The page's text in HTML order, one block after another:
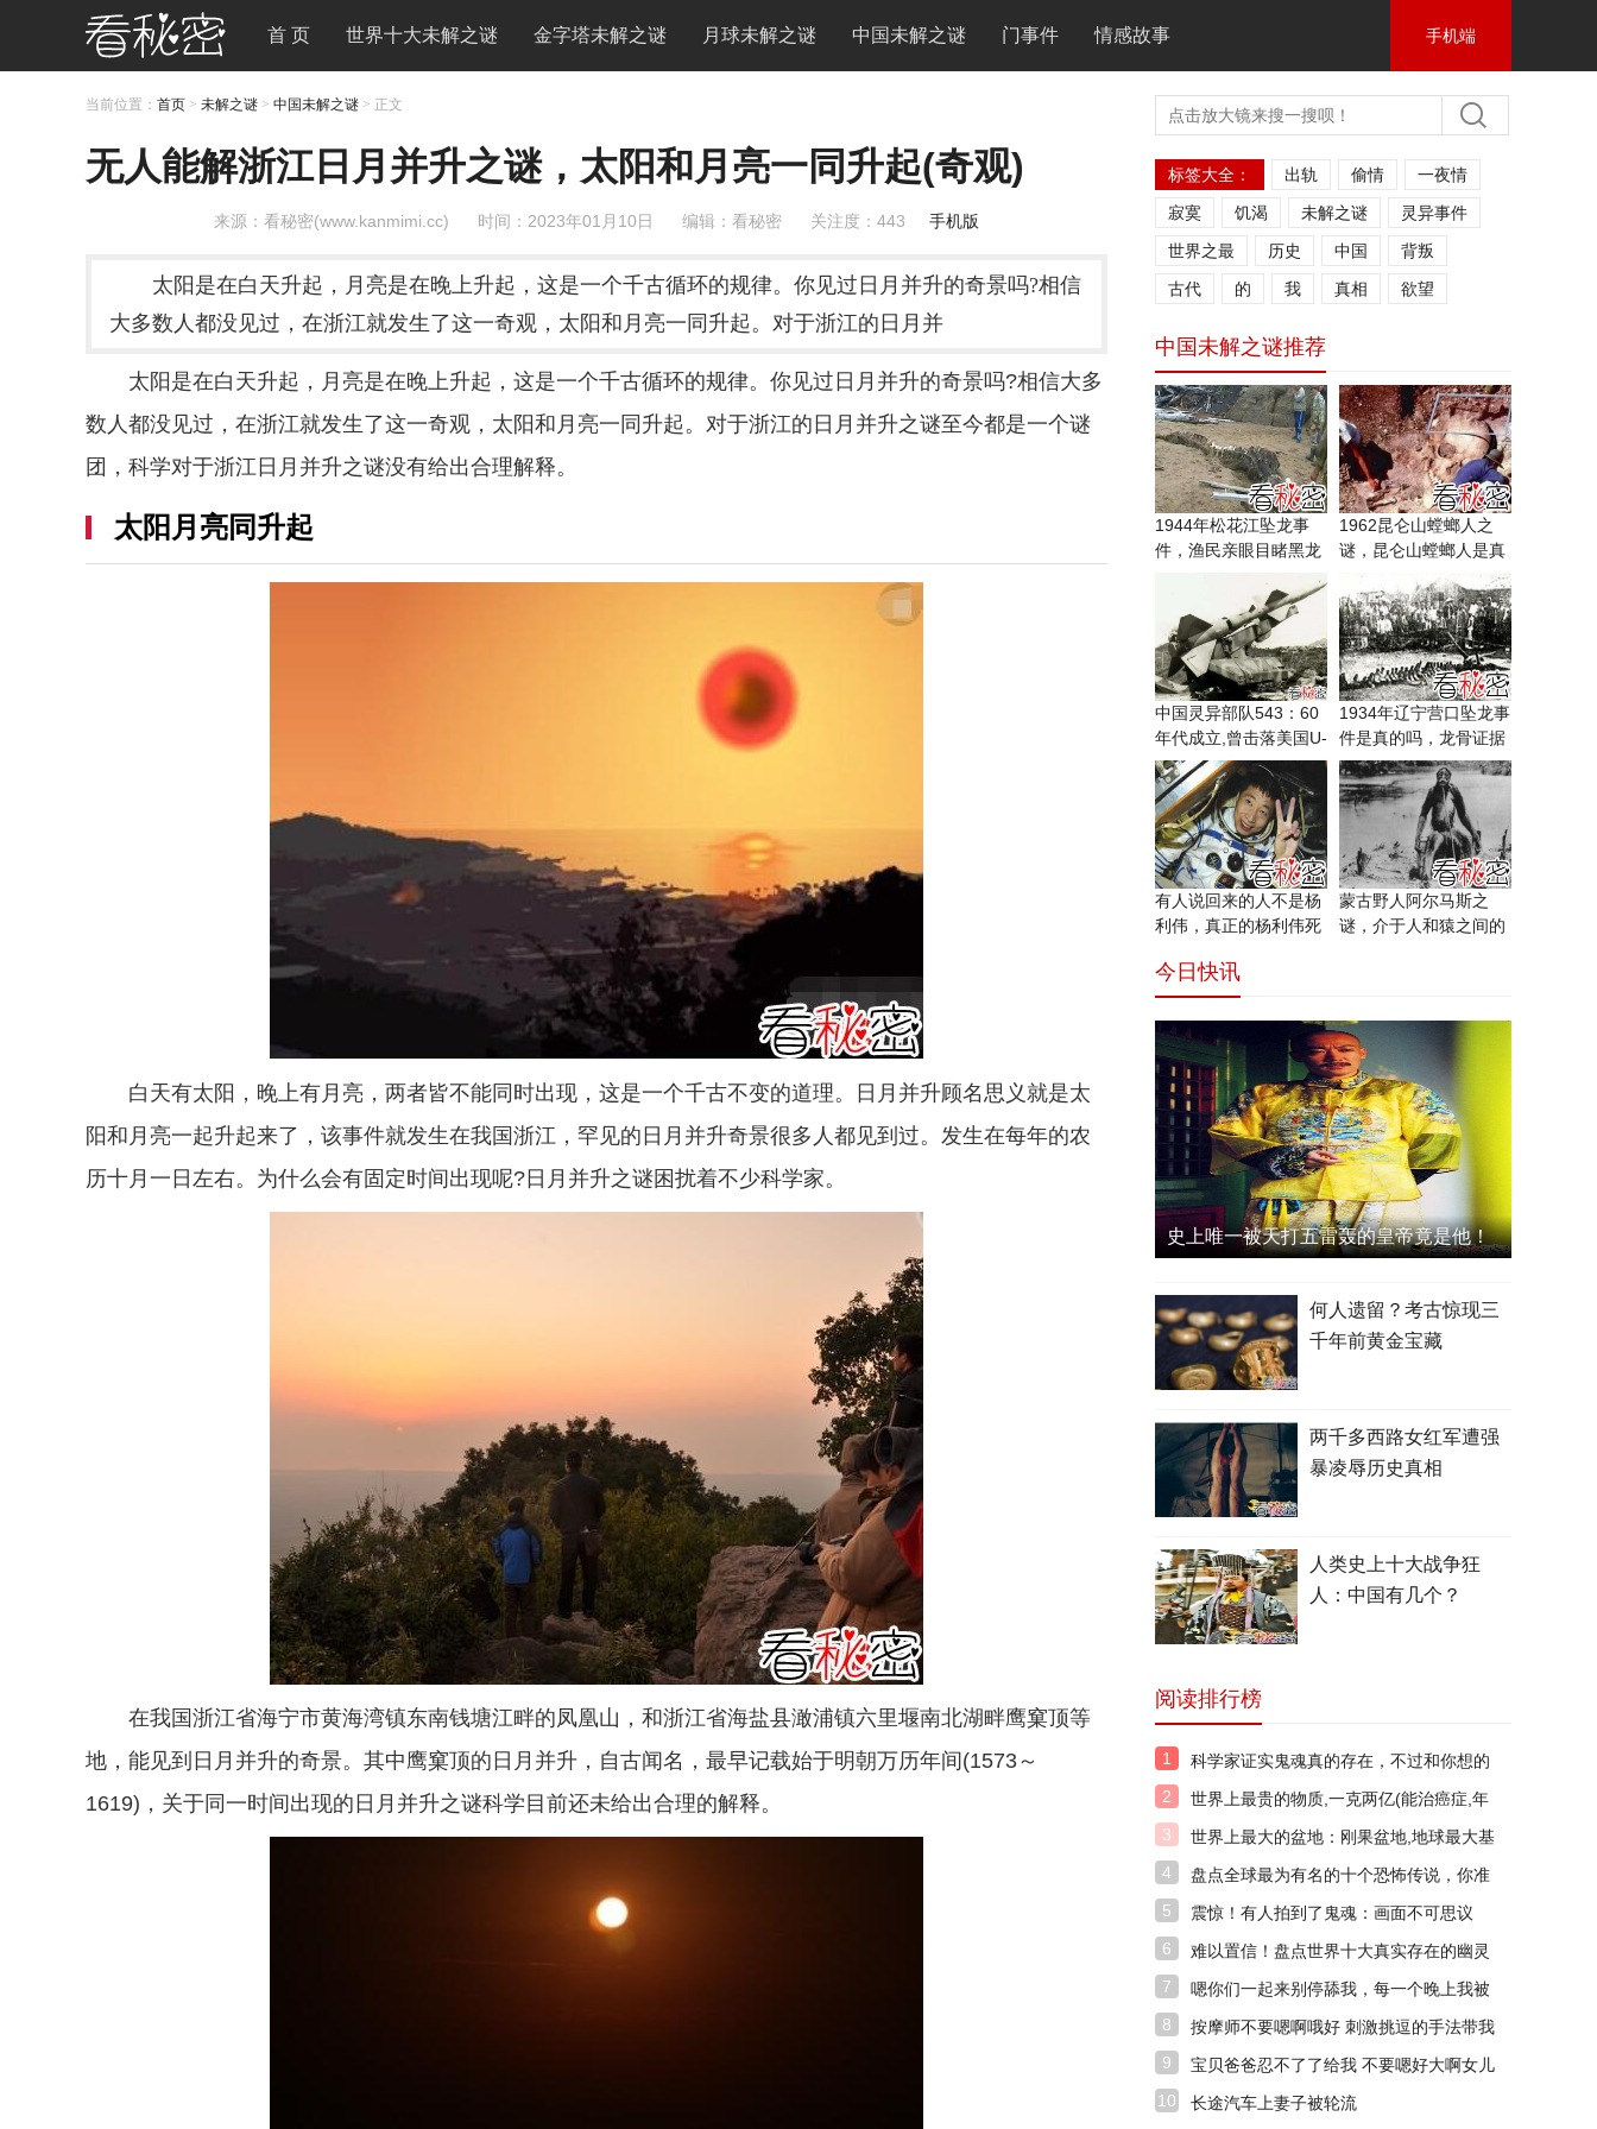
首 页 世界十大未解之谜 金字塔未解之谜 月球未解之谜 中国未解之谜 门事件 情感故事 手机端
当前位置： 首页 > 未解之谜 > 中国未解之谜 > 正文
无人能解浙江日月并升之谜，太阳和月亮一同升起(奇观)
来源：看秘密(www.kanmimi.cc) 时间：2023年01月10日 编辑：看秘密 关注度： 443 手机版
太阳是在白天升起，月亮是在晚上升起，这是一个千古循环的规律。你见过日月并升的奇景吗?相信
大多数人都没见过，在浙江就发生了这一奇观，太阳和月亮一同升起。对于浙江的日月并
太阳是在白天升起，月亮是在晚上升起，这是一个千古循环的规律。你见过日月并升的奇景吗?相信大多
数人都没见过，在浙江就发生了这一奇观，太阳和月亮一同升起。对于浙江的日月并升之谜至今都是一个谜
团，科学对于浙江日月并升之谜没有给出合理解释。
太阳月亮同升起
白天有太阳，晚上有月亮，两者皆不能同时出现，这是一个千古不变的道理。日月并升顾名思义就是太
阳和月亮一起升起来了，该事件就发生在我国浙江，罕见的日月并升奇景很多人都见到过。发生在每年的农
历十月一日左右。为什么会有固定时间出现呢?日月并升之谜困扰着不少科学家。
在我国浙江省海宁市黄海湾镇东南钱塘江畔的凤凰山，和浙江省海盐县澉浦镇六里堰南北湖畔鹰窠顶等
地，能见到日月并升的奇景。其中鹰窠顶的日月并升，自古闻名，最早记载始于明朝万历年间(1573～
1619)，关于同一时间出现的日月并升之谜科学目前还未给出合理的解释。
标签大全： 出轨 偷情
一夜情
寂寞
饥渴 未解之谜
灵异事件
世界之最
历史 中国
背叛
古代
的 我 真相 欲望
中国未解之谜推荐
1944年松花江坠龙事
件，渔民亲眼目睹黑龙
1962昆仑山螳螂人之
谜，昆仑山螳螂人是真
中国灵异部队543：60
年代成立,曾击落美国U-
2侦察机
1934年辽宁营口坠龙事
件是真的吗，龙骨证据
竟被日本人盗走
有人说回来的人不是杨
利伟，真正的杨利伟死
蒙古野人阿尔马斯之
谜，介于人和猿之间的
今日快讯
史上唯一被天打五雷轰的皇帝竟是他！
何人遗留？考古惊现三
千年前黄金宝藏
两千多西路女红军遭强
暴凌辱历史真相
人类史上十大战争狂
人：中国有几个？
阅读排行榜
1
科学家证实鬼魂真的存在，不过和你想的
不太一样！
2
世界上最贵的物质,一克两亿(能治癌症,年
产0.025克)
3
世界上最大的盆地：刚果盆地,地球最大基
因库之一
4
盘点全球最为有名的十个恐怖传说，你准
备好了吗？
5
震惊！有人拍到了鬼魂：画面不可思议
6
难以置信！盘点世界十大真实存在的幽灵
7
嗯你们一起来别停舔我，每一个晚上我被
很多人舔了下面。
8
按摩师不要嗯啊哦好 刺激挑逗的手法带我
上天
9
宝贝爸爸忍不了了给我 不要嗯好大啊女儿
好痛
10 长途汽车上妻子被轮流